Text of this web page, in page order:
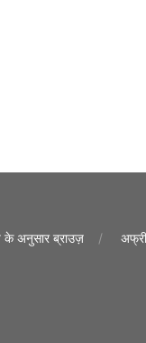
के अनुसार ब्राउज़